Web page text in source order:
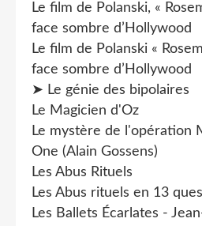
Le film de Polanski, «
face sombre d’Hollywood
Le film de Polanski «
face sombre d’Hollywood
➤ Le génie des bipolaires
Le Magicien d'Oz
Le mystère de l'opération
One (Alain Gossens)
Les Abus Rituels
Les Abus rituels en 13
Les Ballets Écarlates -